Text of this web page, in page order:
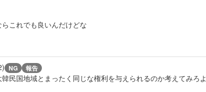
これでも良いんだけどな
NG 報告
民国地域とまったく同じな権利を与えられるのか考えてみろよ